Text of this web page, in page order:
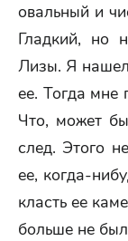
овальный и
Гладкий, но
Лизы. Я нашел
ее. Тогда мне
Что, может
след. Этого
ее, когда-
класть ее
больше не